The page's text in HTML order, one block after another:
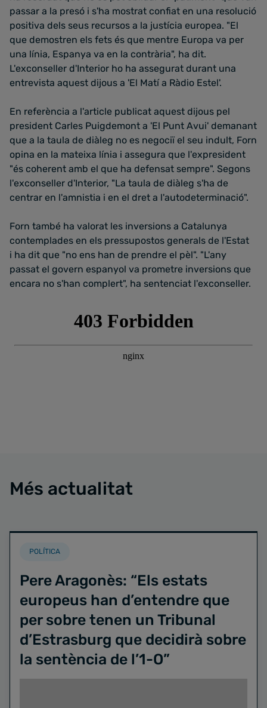
passar a la presó i s'ha mostrat confiat en una resolució
positiva dels seus recursos a la justícia europea. "El
que demostren els fets és que mentre Europa va per
una línia, Espanya va en la contrària", ha dit.
L'exconseller d'Interior ho ha assegurat durant una
entrevista aquest dijous a 'El Matí a Ràdio Estel'.
En referència a l'article publicat aquest dijous pel
president Carles Puigdemont a 'El Punt Avui' demanant
que a la taula de diàleg no es negociï el seu indult, Forn
opina en la mateixa línia i assegura que l'expresident
"és coherent amb el que ha defensat sempre". Segons
l'exconseller d'Interior, "La taula de diàleg s'ha de
centrar en l'amnistia i en el dret a l'autodeterminació".
Forn també ha valorat les inversions a Catalunya
contemplades en els pressupostos generals de l'Estat
i ha dit que "no ens han de prendre el pèl". "L'any
passat el govern espanyol va prometre inversions que
encara no s'han complert", ha sentenciat l'exconseller.
Més actualitat
POLÍTICA
Pere Aragonès: “Els estats
europeus han d’entendre que
per sobre tenen un Tribunal
d’Estrasburg que decidirà sobre
la sentència de l’1-O”